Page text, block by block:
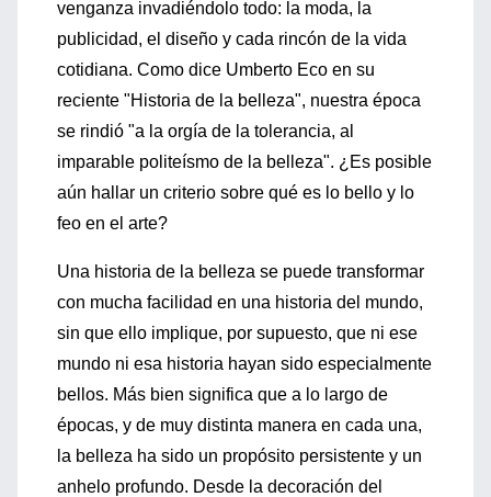
venganza invadiéndolo todo: la moda, la
publicidad, el diseño y cada rincón de la vida
cotidiana. Como dice Umberto Eco en su
reciente "Historia de la belleza", nuestra época
se rindió "a la orgía de la tolerancia, al
imparable politeísmo de la belleza". ¿Es posible
aún hallar un criterio sobre qué es lo bello y lo
feo en el arte?
Una historia de la belleza se puede transformar
con mucha facilidad en una historia del mundo,
sin que ello implique, por supuesto, que ni ese
mundo ni esa historia hayan sido especialmente
bellos. Más bien significa que a lo largo de
épocas, y de muy distinta manera en cada una,
la belleza ha sido un propósito persistente y un
anhelo profundo. Desde la decoración del